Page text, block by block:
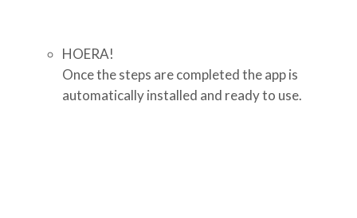
HOERA!
Once the steps are completed the app is
automatically installed and ready to use.